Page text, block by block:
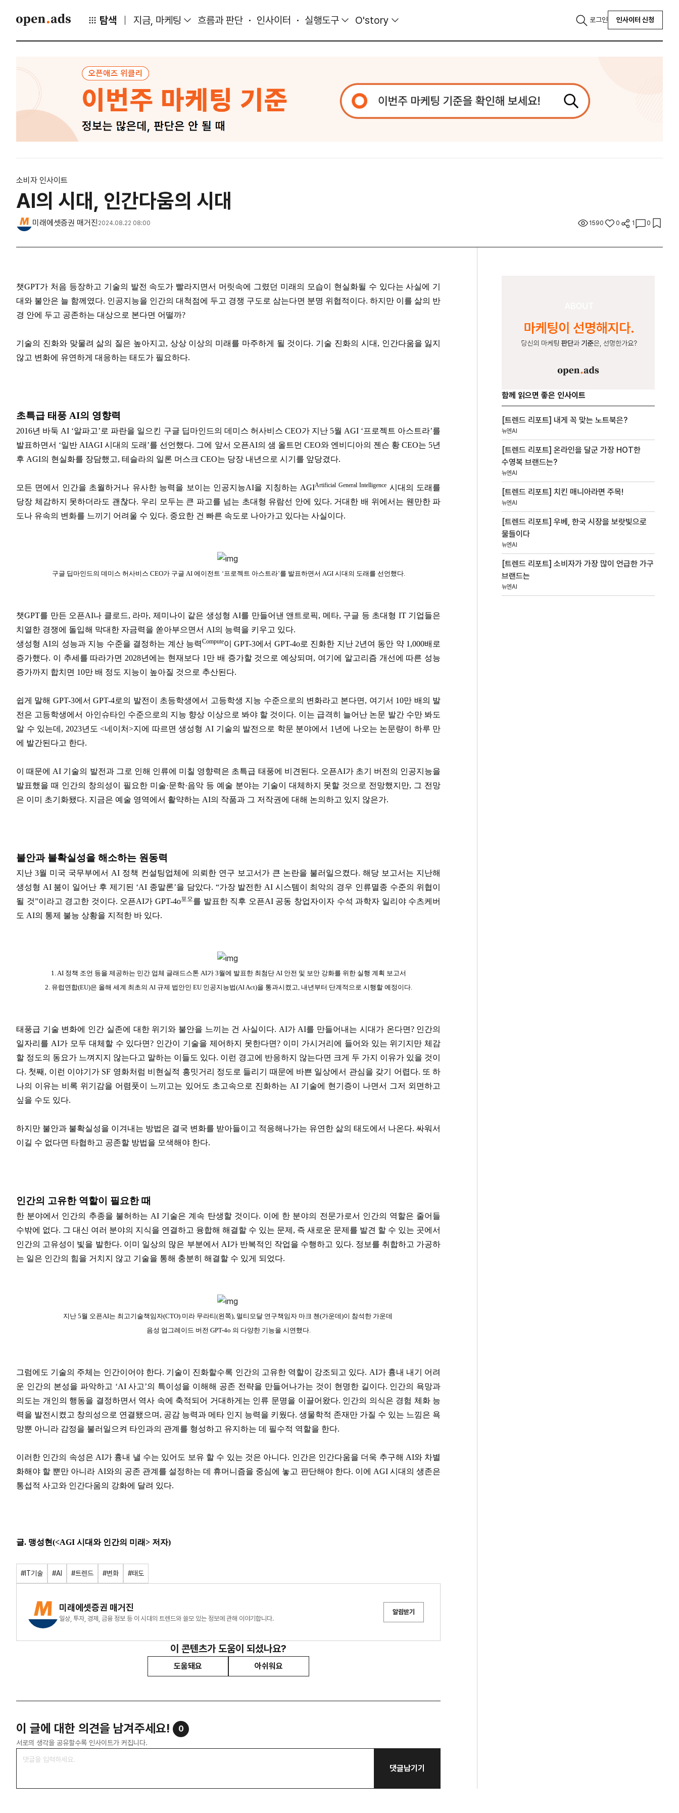
탐색 지금, 마케팅 흐름과 판단 인사이터 실행도구 O'story 로그인 인사이터 신청
소비자 인사이트
AI의 시대, 인간다움의 시대
미래에셋증권 매거진 2024.08.22 08:00 1590 0 1 0
챗GPT가 처음 등장하고 기술의 발전 속도가 빨라지면서 머릿속에 그렸던 미래의 모습이 현실화될 수 있다는 사실에 기
대와 불안은 늘 함께였다. 인공지능을 인간의 대척점에 두고 경쟁 구도로 삼는다면 분명 위협적이다. 하지만 이를 삶의 반
경 안에 두고 공존하는 대상으로 본다면 어떨까?
기술의 진화와 맞물려 삶의 질은 높아지고, 상상 이상의 미래를 마주하게 될 것이다. 기술 진화의 시대, 인간다움을 잃지
않고 변화에 유연하게 대응하는 태도가 필요하다.
초특급 태풍 AI의 영향력
2016년 바둑 AI ‘알파고’로 파란을 일으킨 구글 딥마인드의 데미스 허사비스 CEO가 지난 5월 AGI ‘프로젝트 아스트라’를
발표하면서 ‘일반 AIAGI 시대의 도래’를 선언했다. 그에 앞서 오픈AI의 샘 올트먼 CEO와 엔비디아의 젠슨 황 CEO는 5년
후 AGI의 현실화를 장담했고, 테슬라의 일론 머스크 CEO는 당장 내년으로 시기를 앞당겼다.
모든 면에서 인간을 초월하거나 유사한 능력을 보이는 인공지능AI을 지칭하는 AGIArtificial General Intelligence 시대의 도래를
당장 체감하지 못하더라도 괜찮다. 우리 모두는 큰 파고를 넘는 초대형 유람선 안에 있다. 거대한 배 위에서는 웬만한 파
도나 유속의 변화를 느끼기 어려울 수 있다. 중요한 건 빠른 속도로 나아가고 있다는 사실이다.
구글 딥마인드의 데미스 허사비스 CEO가 구글 AI 에이전트 ‘프로젝트 아스트라’를 발표하면서 AGI 시대의 도래를 선언했다.
챗GPT를 만든 오픈AI나 클로드, 라마, 제미나이 같은 생성형 AI를 만들어낸 앤트로픽, 메타, 구글 등 초대형 IT 기업들은
치열한 경쟁에 돌입해 막대한 자금력을 쏟아부으면서 AI의 능력을 키우고 있다.
생성형 AI의 성능과 지능 수준을 결정하는 계산 능력Compute이 GPT-3에서 GPT-4o로 진화한 지난 2년여 동안 약 1,000배로
증가했다. 이 추세를 따라가면 2028년에는 현재보다 1만 배 증가할 것으로 예상되며, 여기에 알고리즘 개선에 따른 성능
증가까지 합치면 10만 배 정도 지능이 높아질 것으로 추산된다.
쉽게 말해 GPT-3에서 GPT-4로의 발전이 초등학생에서 고등학생 지능 수준으로의 변화라고 본다면, 여기서 10만 배의 발
전은 고등학생에서 아인슈타인 수준으로의 지능 향상 이상으로 봐야 할 것이다. 이는 급격히 늘어난 논문 발간 수만 봐도
알 수 있는데, 2023년도 <네이처>지에 따르면 생성형 AI 기술의 발전으로 학문 분야에서 1년에 나오는 논문량이 하루 만
에 발간된다고 한다.
이 때문에 AI 기술의 발전과 그로 인해 인류에 미칠 영향력은 초특급 태풍에 비견된다. 오픈AI가 초기 버전의 인공지능을
발표했을 때 인간의 창의성이 필요한 미술·문학·음악 등 예술 분야는 기술이 대체하지 못할 것으로 전망했지만, 그 전망
은 이미 초기화됐다. 지금은 예술 영역에서 활약하는 AI의 작품과 그 저작권에 대해 논의하고 있지 않은가.
불안과 불확실성을 해소하는 원동력
지난 3월 미국 국무부에서 AI 정책 컨설팅업체에 의뢰한 연구 보고서가 큰 논란을 불러일으켰다. 해당 보고서는 지난해
생성형 AI 붐이 일어난 후 제기된 ‘AI 종말론’을 담았다. “가장 발전한 AI 시스템이 최악의 경우 인류멸종 수준의 위협이
될 것”이라고 경고한 것이다. 오픈AI가 GPT-4o포오를 발표한 직후 오픈AI 공동 창업자이자 수석 과학자 일리야 수츠케버
도 AI의 통제 불능 상황을 지적한 바 있다.
1. AI 정책 조언 등을 제공하는 민간 업체 글래드스톤 AI가 3월에 발표한 최첨단 AI 안전 및 보안 강화를 위한 실행 계획 보고서
2. 유럽연합(EU)은 올해 세계 최초의 AI 규제 법안인 EU 인공지능법(AI Act)을 통과시켰고, 내년부터 단계적으로 시행할 예정이다.
태풍급 기술 변화에 인간 실존에 대한 위기와 불안을 느끼는 건 사실이다. AI가 AI를 만들어내는 시대가 온다면? 인간의
일자리를 AI가 모두 대체할 수 있다면? 인간이 기술을 제어하지 못한다면? 이미 가시거리에 들어와 있는 위기지만 체감
할 정도의 동요가 느껴지지 않는다고 말하는 이들도 있다. 이런 경고에 반응하지 않는다면 크게 두 가지 이유가 있을 것이
다. 첫째, 이런 이야기가 SF 영화처럼 비현실적 흥밋거리 정도로 들리기 때문에 바쁜 일상에서 관심을 갖기 어렵다. 또 하
나의 이유는 비록 위기감을 어렴풋이 느끼고는 있어도 초고속으로 진화하는 AI 기술에 현기증이 나면서 그저 외면하고
싶을 수도 있다.
하지만 불안과 불확실성을 이겨내는 방법은 결국 변화를 받아들이고 적응해나가는 유연한 삶의 태도에서 나온다. 싸워서
이길 수 없다면 타협하고 공존할 방법을 모색해야 한다.
인간의 고유한 역할이 필요한 때
한 분야에서 인간의 추종을 불허하는 AI 기술은 계속 탄생할 것이다. 이에 한 분야의 전문가로서 인간의 역할은 줄어들
수밖에 없다. 그 대신 여러 분야의 지식을 연결하고 융합해 해결할 수 있는 문제, 즉 새로운 문제를 발견 할 수 있는 곳에서
인간의 고유성이 빛을 발한다. 이미 일상의 많은 부분에서 AI가 반복적인 작업을 수행하고 있다. 정보를 취합하고 가공하
는 일은 인간의 힘을 거치지 않고 기술을 통해 충분히 해결할 수 있게 되었다.
지난 5월 오픈AI는 최고기술책임자(CTO) 미라 무라티(왼쪽), 멀티모달 연구책임자 마크 첸(가운데)이 참석한 가운데
음성 업그레이드 버전 GPT-4o 의 다양한 기능을 시연했다.
그럼에도 기술의 주체는 인간이어야 한다. 기술이 진화할수록 인간의 고유한 역할이 강조되고 있다. AI가 흉내 내기 어려
운 인간의 본성을 파악하고 ‘AI 사고’의 특이성을 이해해 공존 전략을 만들어나가는 것이 현명한 길이다. 인간의 욕망과
의도는 개인의 행동을 결정하면서 역사 속에 축적되어 거대하게는 인류 문명을 이끌어왔다. 인간의 의식은 경험 체화 능
력을 발전시켰고 창의성으로 연결됐으며, 공감 능력과 메타 인지 능력을 키웠다. 생물학적 존재만 가질 수 있는 느낌은 욕
망뿐 아니라 감정을 불러일으켜 타인과의 관계를 형성하고 유지하는 데 필수적 역할을 한다.
이러한 인간의 속성은 AI가 흉내 낼 수는 있어도 보유 할 수 있는 것은 아니다. 인간은 인간다움을 더욱 추구해 AI와 차별
화해야 할 뿐만 아니라 AI와의 공존 관계를 설정하는 데 휴머니즘을 중심에 놓고 판단해야 한다. 이에 AGI 시대의 생존은
통섭적 사고와 인간다움의 강화에 달려 있다.
글. 맹성현(<AGI 시대와 인간의 미래> 저자)
#IT기술 #AI #트렌드 #변화 #태도
미래에셋증권 매거진
일상, 투자, 경제, 금융 정보 등 이 시대의 트렌드와 쓸모 있는 정보에 관해 이야기합니다.
알림받기
이 콘텐츠가 도움이 되셨나요?
도움돼요 아쉬워요
이 글에 대한 의견을 남겨주세요! 0
서로의 생각을 공유할수록 인사이트가 커집니다.
댓글남기기
함께 읽으면 좋은 인사이트
[트렌드 리포트] 내게 꼭 맞는 노트북은?
뉴엔AI
[트렌드 리포트] 온라인을 달군 가장 HOT한
수영복 브랜드는?
뉴엔AI
[트렌드 리포트] 치킨 매니아라면 주목!
뉴엔AI
[트렌드 리포트] 우베, 한국 시장을 보랏빛으로
물들이다
뉴엔AI
[트렌드 리포트] 소비자가 가장 많이 언급한 가구
브랜드는
뉴엔AI